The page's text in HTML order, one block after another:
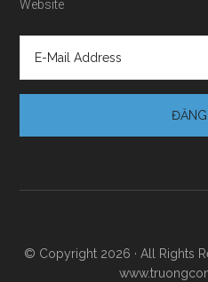
Website
© Copyright 2026 · All Rights